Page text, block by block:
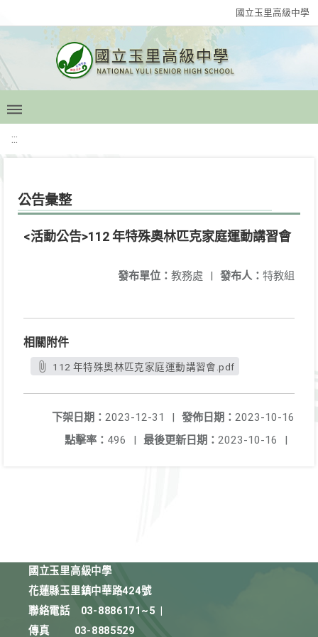
國立玉里高級中學
:::
公告彙整
<活動公告>112 年特殊奧林匹克家庭運動講習會
發布人： 特教組
發布單位： 教務處 |
相關附件
112 年特殊奧林匹克家庭運動講習會.pdf
發佈日期： 2023-10-16
下架日期： 2023-12-31
|
最後更新日期： 2023-10-16 |
點擊率： 496 |
國立玉里高級中學
花蓮縣玉里鎮中華路424號
聯絡電話
03-8886171~5
傳真
03-8885529